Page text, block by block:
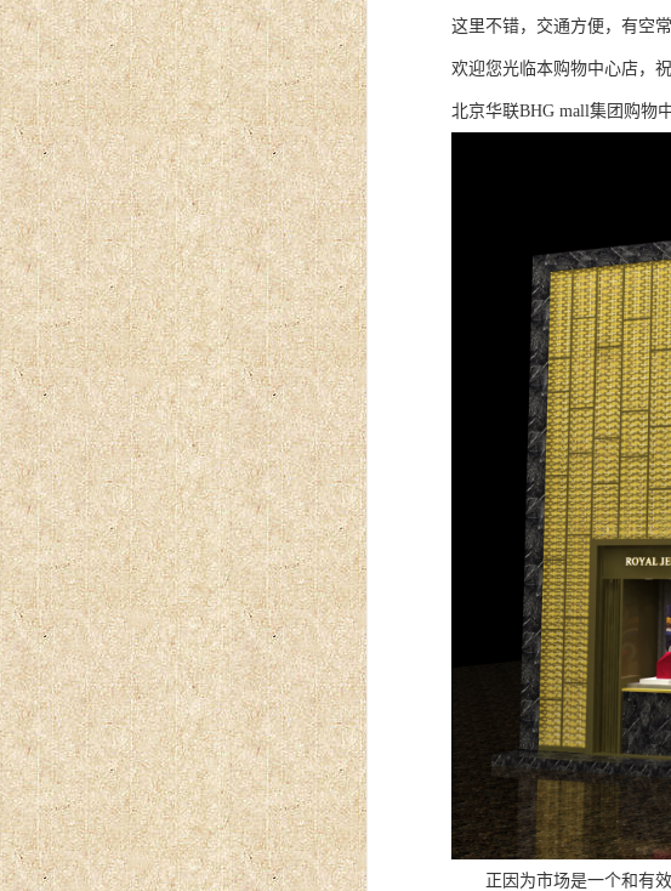
这里不错，交通方便，有空
欢迎您光临本购物中心店，祝
北京华联BHG mall集团购物
正因为市场是一个和有效